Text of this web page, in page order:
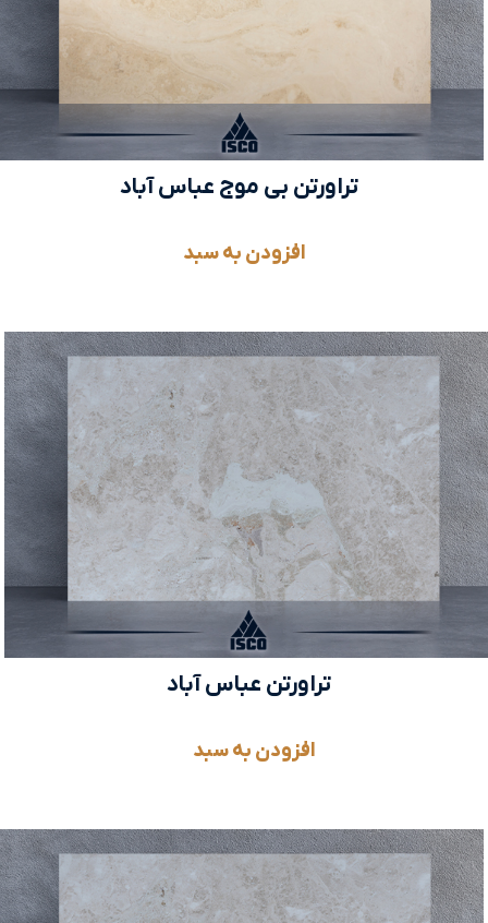
تراورتن بی موج عباس آباد
افزودن به سبد
تراورتن عباس آباد
افزودن به سبد